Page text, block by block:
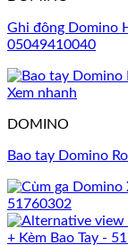
Ghi đông Domino
05049410040
Xem nhanh
DOMINO
Bao tay Domino